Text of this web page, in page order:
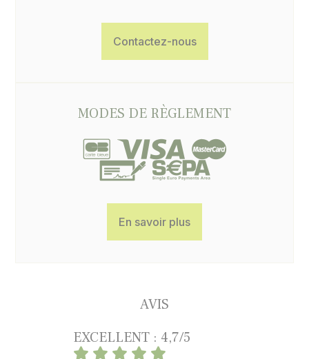
Contactez-nous
MODES DE RÈGLEMENT
En savoir plus
AVIS
EXCELLENT : 4,7/5